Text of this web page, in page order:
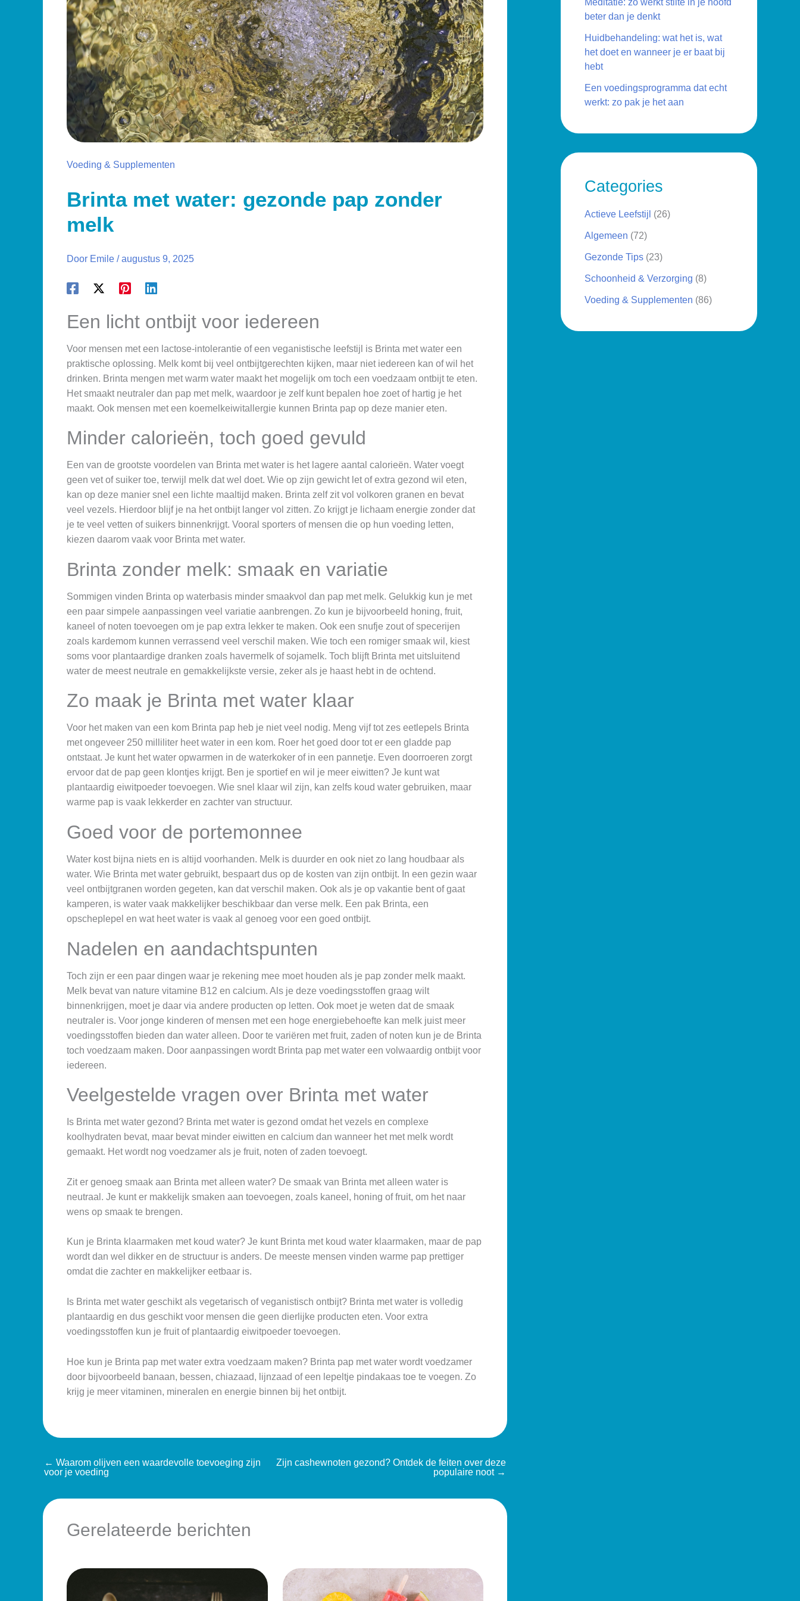
Voeding & Supplementen
Brinta met water: gezonde pap zonder
melk
Door Emile /augustus 9, 2025
Een licht ontbijt voor iedereen
Voor mensen met een lactose-intolerantie of een veganistische leefstijl is Brinta met water een
praktische oplossing. Melk komt bij veel ontbijtgerechten kijken, maar niet iedereen kan of wil het
drinken. Brinta mengen met warm water maakt het mogelijk om toch een voedzaam ontbijt te eten.
Het smaakt neutraler dan pap met melk, waardoor je zelf kunt bepalen hoe zoet of hartig je het
maakt. Ook mensen met een koemelkeiwitallergie kunnen Brinta pap op deze manier eten.
Minder calorieën, toch goed gevuld
Een van de grootste voordelen van Brinta met water is het lagere aantal calorieën. Water voegt
geen vet of suiker toe, terwijl melk dat wel doet. Wie op zijn gewicht let of extra gezond wil eten,
kan op deze manier snel een lichte maaltijd maken. Brinta zelf zit vol volkoren granen en bevat
veel vezels. Hierdoor blijf je na het ontbijt langer vol zitten. Zo krijgt je lichaam energie zonder dat
je te veel vetten of suikers binnenkrijgt. Vooral sporters of mensen die op hun voeding letten,
kiezen daarom vaak voor Brinta met water.
Brinta zonder melk: smaak en variatie
Sommigen vinden Brinta op waterbasis minder smaakvol dan pap met melk. Gelukkig kun je met
een paar simpele aanpassingen veel variatie aanbrengen. Zo kun je bijvoorbeeld honing, fruit,
kaneel of noten toevoegen om je pap extra lekker te maken. Ook een snufje zout of specerijen
zoals kardemom kunnen verrassend veel verschil maken. Wie toch een romiger smaak wil, kiest
soms voor plantaardige dranken zoals havermelk of sojamelk. Toch blijft Brinta met uitsluitend
water de meest neutrale en gemakkelijkste versie, zeker als je haast hebt in de ochtend.
Zo maak je Brinta met water klaar
Voor het maken van een kom Brinta pap heb je niet veel nodig. Meng vijf tot zes eetlepels Brinta
met ongeveer 250 milliliter heet water in een kom. Roer het goed door tot er een gladde pap
ontstaat. Je kunt het water opwarmen in de waterkoker of in een pannetje. Even doorroeren zorgt
ervoor dat de pap geen klontjes krijgt. Ben je sportief en wil je meer eiwitten? Je kunt wat
plantaardig eiwitpoeder toevoegen. Wie snel klaar wil zijn, kan zelfs koud water gebruiken, maar
warme pap is vaak lekkerder en zachter van structuur.
Goed voor de portemonnee
Water kost bijna niets en is altijd voorhanden. Melk is duurder en ook niet zo lang houdbaar als
water. Wie Brinta met water gebruikt, bespaart dus op de kosten van zijn ontbijt. In een gezin waar
veel ontbijtgranen worden gegeten, kan dat verschil maken. Ook als je op vakantie bent of gaat
kamperen, is water vaak makkelijker beschikbaar dan verse melk. Een pak Brinta, een
opscheplepel en wat heet water is vaak al genoeg voor een goed ontbijt.
Nadelen en aandachtspunten
Toch zijn er een paar dingen waar je rekening mee moet houden als je pap zonder melk maakt.
Melk bevat van nature vitamine B12 en calcium. Als je deze voedingsstoffen graag wilt
binnenkrijgen, moet je daar via andere producten op letten. Ook moet je weten dat de smaak
neutraler is. Voor jonge kinderen of mensen met een hoge energiebehoefte kan melk juist meer
voedingsstoffen bieden dan water alleen. Door te variëren met fruit, zaden of noten kun je de Brinta
toch voedzaam maken. Door aanpassingen wordt Brinta pap met water een volwaardig ontbijt voor
iedereen.
Veelgestelde vragen over Brinta met water
Is Brinta met water gezond? Brinta met water is gezond omdat het vezels en complexe
koolhydraten bevat, maar bevat minder eiwitten en calcium dan wanneer het met melk wordt
gemaakt. Het wordt nog voedzamer als je fruit, noten of zaden toevoegt.
Zit er genoeg smaak aan Brinta met alleen water? De smaak van Brinta met alleen water is
neutraal. Je kunt er makkelijk smaken aan toevoegen, zoals kaneel, honing of fruit, om het naar
wens op smaak te brengen.
Kun je Brinta klaarmaken met koud water? Je kunt Brinta met koud water klaarmaken, maar de pap
wordt dan wel dikker en de structuur is anders. De meeste mensen vinden warme pap prettiger
omdat die zachter en makkelijker eetbaar is.
Is Brinta met water geschikt als vegetarisch of veganistisch ontbijt? Brinta met water is volledig
plantaardig en dus geschikt voor mensen die geen dierlijke producten eten. Voor extra
voedingsstoffen kun je fruit of plantaardig eiwitpoeder toevoegen.
Hoe kun je Brinta pap met water extra voedzaam maken? Brinta pap met water wordt voedzamer
door bijvoorbeeld banaan, bessen, chiazaad, lijnzaad of een lepeltje pindakaas toe te voegen. Zo
krijg je meer vitaminen, mineralen en energie binnen bij het ontbijt.
← Waarom olijven een waardevolle toevoeging zijn
voor je voeding
Zijn cashewnoten gezond? Ontdek de feiten over deze
populaire noot →
Gerelateerde berichten
Meditatie: zo werkt stilte in je hoofd
beter dan je denkt
Huidbehandeling: wat het is, wat
het doet en wanneer je er baat bij
hebt
Een voedingsprogramma dat echt
werkt: zo pak je het aan
Categories
Actieve Leefstijl (26)
Algemeen (72)
Gezonde Tips (23)
Schoonheid & Verzorging (8)
Voeding & Supplementen (86)